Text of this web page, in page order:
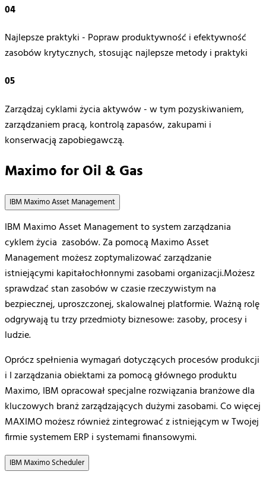
04
Najlepsze praktyki - Popraw produktywność i efektywność
zasobów krytycznych, stosując najlepsze metody i praktyki
05
Zarządzaj cyklami życia aktywów - w tym pozyskiwaniem,
zarządzaniem pracą, kontrolą zapasów, zakupami i
konserwacją zapobiegawczą.
Maximo for Oil & Gas
IBM Maximo Asset Management
IBM Maximo Asset Management to systemzarządzania
cyklemżycia zasobów. Za pomocąMaximo Asset
Managementmożeszzoptymalizowaćzarządzanie
istniejącymi kapitałochłonnymizasobamiorganizacji.Możesz
sprawdzać stanzasobówwczasierzeczywistym na
bezpiecznej, uproszczonej, skalowalnej platformie.Ważnąrolę
odgrywajątutrzyprzedmiotybiznesowe:zasoby, procesyi
ludzie.
Oprócz spełnienia wymagań dotyczących procesów produkcji
i I zarządzania obiektami za pomocą głównego produktu
Maximo, IBM opracował specjalne rozwiązania branżowe dla
kluczowych branż zarządzających dużymi zasobami. Co więcej
MAXIMO możesz również zintegrować z istniejącym w Twojej
firmie systemem ERP i systemami finansowymi.
IBM Maximo Scheduler